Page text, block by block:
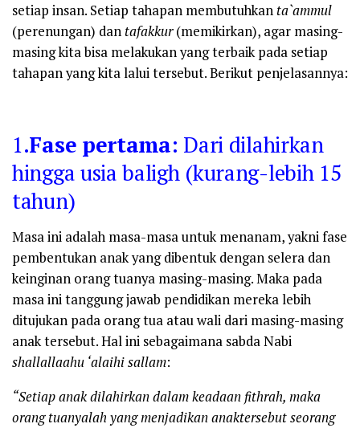
setiap insan. Setiap tahapan membutuhkan ta`ammul
(perenungan) dan tafakkur(memikirkan), agar masing-
masing kita bisa melakukan yang terbaik pada setiap
tahapan yang kita lalui tersebut. Berikut penjelasannya:
1.Fase pertama: Dari dilahirkan
hingga usia baligh (kurang-lebih 15
tahun)
Masa ini adalah masa-masa untuk menanam, yakni fase
pembentukan anak yang dibentuk dengan selera dan
keinginan orang tuanya masing-masing. Maka pada
masa ini tanggung jawab pendidikan mereka lebih
ditujukan pada orang tua atau wali dari masing-masing
anak tersebut. Hal ini sebagaimana sabda Nabi
shallallaahu ‘alaihi sallam:
“Setiap anak dilahirkan dalam keadaan fithrah, maka
orang tuanyalah yang menjadikan anaktersebut seorang